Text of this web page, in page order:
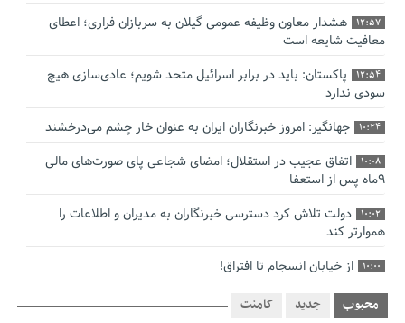
12:57
هشدار معاون وظیفه عمومی گیلان به سربازان فراری؛ اعطای
معافیت شایعه است
12:54
پاکستان: باید در برابر اسرائیل متحد شویم؛ عادی‌سازی هیچ
سودی ندارد
10:24 جهانگیر: امروز خبرنگاران ایران به عنوان خار چشم می‌درخشند
10:08
اتفاق عجیب در استقلال؛ امضای شجاعی پای صورت‌های مالی
٩ماه پس از استعفا
10:02
دولت تلاش کرد دسترسی خبرنگاران به مدیران و اطلاعات را
هموارتر کند
10:00 از خیابان انسجام تا افتراق!
9:48
چالش نظارت بر درمانگران اینستاگرامی/ نسخه وزارت بهداشت
برای جلوگیری از فعالیت پزشک‌نماها
محبوب جدید کامنت